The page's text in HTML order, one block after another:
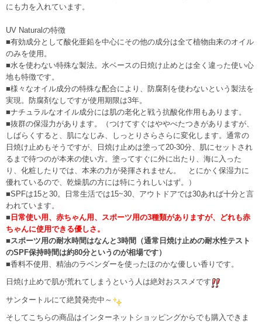
にも力を入れています。
UV Naturalの特徴
■有効成分として酸化亜鉛を中心にその他の成分は全て植物由来のオイル
のみを使用。
■水を使わない特殊な製法。水ベースの日焼け止めとは全く違った使い心
地も特徴です。
■様々なオイル成分の特殊な配合により、防腐剤を使わないという製法を
実現。防腐剤なしですが使用期限は3年。
■ナチュラルなオイル成分には肌の老化と戦う抗酸化作用もあります。
■抜群の保湿力があります。（つけてすぐはややべたつきがありますが、
しばらくすると、肌になじみ、しっとりさらさらに変化します。通常の
日焼け止めもそうですが、日焼け止めは塗って20-30分、肌にセットされ
るまで待つのが本来の使い方。塗ってすぐに外に出たり、海に入った
り、化粧したりでは、本来の力が発揮されません。 とにかく保湿力に
優れているので、乾燥肌の方には特にうれしいはず。）
■SPFは15と30。日常生活では15~30、アウトドアでは30あれば十分と言
われています。
■ 日常使い用、赤ちゃん用、スポーツ用の3種類がありますが、どれも赤
ちゃんに使用できる優しさ。
■ スポーツ用の耐水時間はなんと3時間（通常日焼け止めの耐水性テスト
のSPF保持時間は約80分というのが相場です）
■香料不使用、精油のラベンダーを使ったほのかな優しい香りです。
日焼け止めで肌が荒れてしまうという人は絶対おススメです
サンタートルにて絶賛発売中～
そしてこちらの商品はインターネットショッピングからでも購入できま